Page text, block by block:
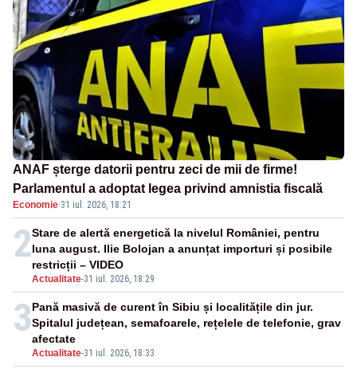
ANAF șterge datorii pentru zeci de mii de firme!
Parlamentul a adoptat legea privind amnistia fiscală
Economie·31 iul. 2026, 18:21
2
Actualitate-31 iul. 2026, 18:29
Stare de alertă energetică la nivelul României, pentru
luna august. Ilie Bolojan a anunțat importuri și posibile
restricții – VIDEO
3
Actualitate-31 iul. 2026, 18:33
Pană masivă de curent în Sibiu și localitățile din jur.
Spitalul județean, semafoarele, rețelele de telefonie, grav
afectate